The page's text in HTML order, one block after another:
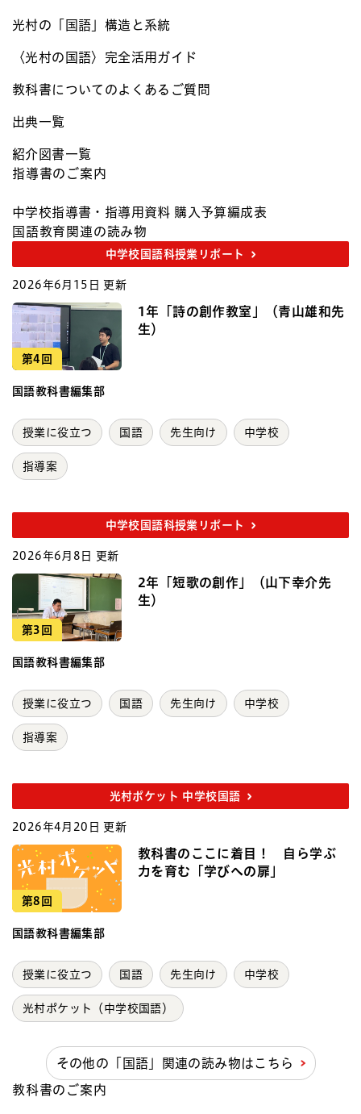
光村の「国語」構造と系統​
〈光村の国語〉完全活用ガイド
教科書についてのよくあるご質問​
出典一覧​
紹介図書一覧​
指導書のご案内
中学校指導書・指導用資料 購入予算編成表​
国語教育関連の読み物
中学校国語科授業リポート
2026年6月15日 更新
第4回
1年「詩の創作教室」（青山雄和先
生）
国語教科書編集部
授業に役立つ 国語 先生向け 中学校
指導案
中学校国語科授業リポート
2026年6月8日 更新
第3回
2年「短歌の創作」（山下幸介先
生）
国語教科書編集部
授業に役立つ 国語 先生向け 中学校
指導案
光村ポケット 中学校国語
2026年4月20日 更新
第8回
教科書のここに着目！ 自ら学ぶ
力を育む「学びへの扉」
国語教科書編集部
授業に役立つ 国語 先生向け 中学校
光村ポケット（中学校国語）
その他の「国語」関連の読み物はこちら
教科書のご案内